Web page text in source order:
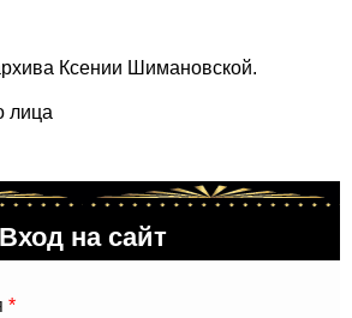
Ксении Шимановской.
лица
Вход на сайт
*